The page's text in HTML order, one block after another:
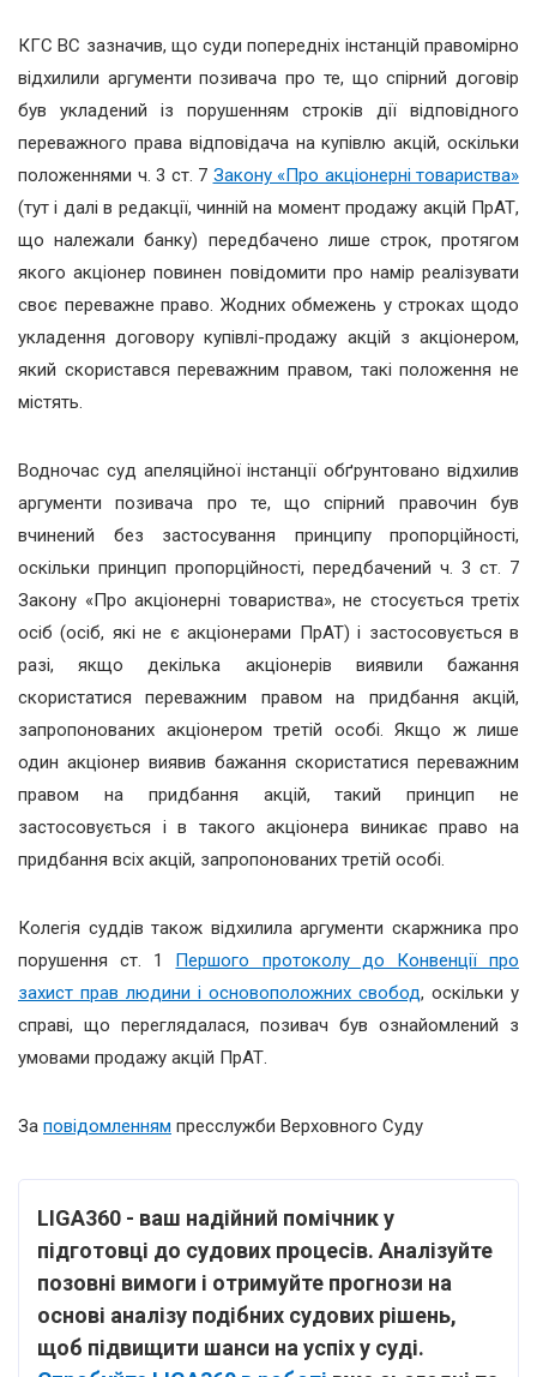
КГС ВС зазначив, що суди попередніх інстанцій правомірно
відхилили аргументи позивача про те, що спірний договір
був укладений із порушенням строків дії відповідного
переважного права відповідача на купівлю акцій, оскільки
положеннями ч. 3 ст. 7 Закону «Про акціонерні товариства»
(тут і далі в редакції, чинній на момент продажу акцій ПрАТ,
що належали банку) передбачено лише строк, протягом
якого акціонер повинен повідомити про намір реалізувати
своє переважне право. Жодних обмежень у строках щодо
укладення договору купівлі-продажу акцій з акціонером,
який скористався переважним правом, такі положення не
містять.
Водночас суд апеляційної інстанції обґрунтовано відхилив
аргументи позивача про те, що спірний правочин був
вчинений без застосування принципу пропорційності,
оскільки принцип пропорційності, передбачений ч. 3 ст. 7
Закону «Про акціонерні товариства», не стосується третіх
осіб (осіб, які не є акціонерами ПрАТ) і застосовується в
разі, якщо декілька акціонерів виявили бажання
скористатися переважним правом на придбання акцій,
запропонованих акціонером третій особі. Якщо ж лише
один акціонер виявив бажання скористатися переважним
правом на придбання акцій, такий принцип не
застосовується і в такого акціонера виникає право на
придбання всіх акцій, запропонованих третій особі.
Колегія суддів також відхилила аргументи скаржника про
порушення ст. 1 Першого протоколу до Конвенції про
захист прав людини і основоположних свобод, оскільки у
справі, що переглядалася, позивач був ознайомлений з
умовами продажу акцій ПрАТ.
За повідомленням пресслужби Верховного Суду
LIGA360 - ваш надійний помічник у
підготовці до судових процесів. Аналізуйте
позовні вимоги і отримуйте прогнози на
основі аналізу подібних судових рішень,
щоб підвищити шанси на успіх у суді.